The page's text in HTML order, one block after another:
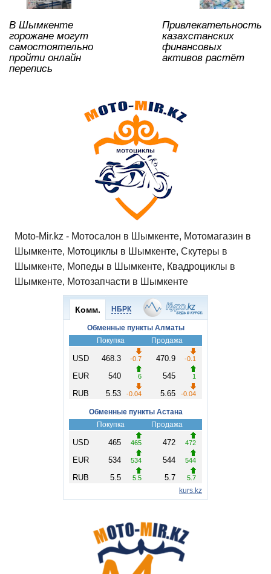
p
o
k
ть
В Шымкенте
горожане могут
самостоятельно
пройти онлайн
перепись
Привлекательность
казахстанских
финансовых
активов растёт
Moto-Mir.kz - Мотосалон в Шымкенте, Мотомагазин в
Шымкенте, Мотоциклы в Шымкенте, Скутеры в
Шымкенте, Мопеды в Шымкенте, Квадроциклы в
Шымкенте, Мотозапчасти в Шымкенте